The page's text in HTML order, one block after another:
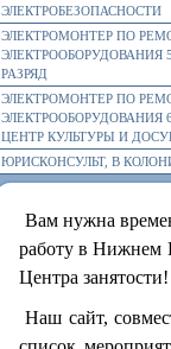
ЭЛЕКТРОБЕЗОПАСНОСТИ
ЭЛЕКТРОМОНТЕР ПО
ЭЛЕКТРООБОРУДОВАНИЯ
РАЗРЯД
ЭЛЕКТРОМОНТЕР ПО
ЭЛЕКТРООБОРУДОВАНИЯ
ЦЕНТР КУЛЬТУРЫ И
ЮРИСКОНСУЛЬТ, В
Вам нужна
работу в Нижнем
Центра занятости!
Наш сайт,